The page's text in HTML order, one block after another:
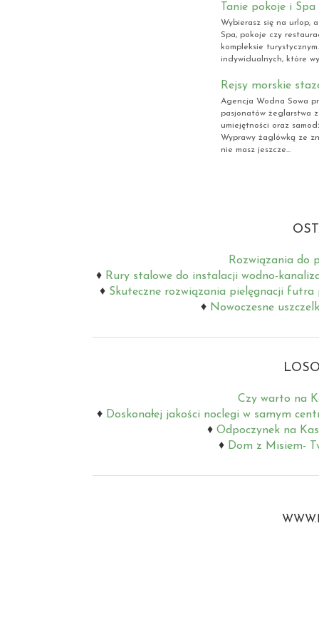
Tanie pokoje i
Wybierasz się na urlop,
Spa, pokoje czy
kompleksie
indywidualnych, które
Rejsy morskie
Agencja Wodna Sowa
pasjonatów żeglarstwa
umiejętności oraz
Wyprawy żaglówką ze
nie masz jeszcze...
Rozwiązania do
Rury stalowe do instalacji wodno-
Skuteczne rozwiązania pielęgnacji futra
Nowoczesne
Czy warto na
Doskonałej jakości noclegi w samym
Odpoczynek na
Dom z Misiem-